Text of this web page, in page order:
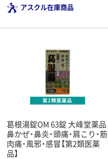
アスクル在庫商品
葛根湯錠OM 63錠 大峰堂薬品
鼻かぜ・鼻炎・頭痛・肩こり・筋
肉痛・風邪・感冒【第2類医薬
品】